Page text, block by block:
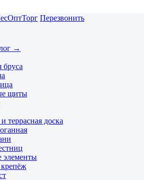
Перезвонить
→
щиты
террасная доска
элементы